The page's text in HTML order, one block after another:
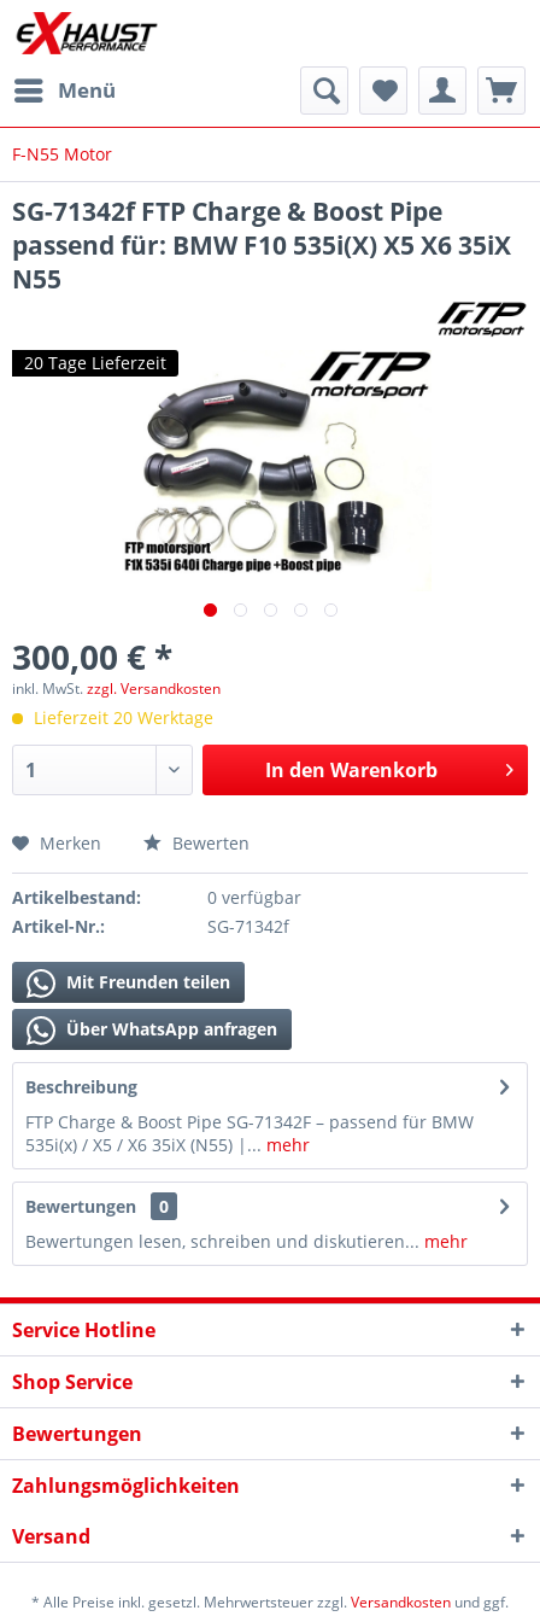
Menü
F-N55 Motor
SG-71342f FTP Charge & Boost Pipe
passend für: BMW F10 535i(X) X5 X6 35iX
N55
20 Tage Lieferzeit
300,00 € *
inkl. MwSt.zzgl. Versandkosten
Lieferzeit 20 Werktage
In den Warenkorb
Merken Bewerten
Artikelbestand:
0 verfügbar
Artikel-Nr.:
SG-71342f
Mit Freunden teilen
Über WhatsApp anfragen
Beschreibung
FTP Charge & Boost Pipe SG-71342F – passend für BMW
535i(x) / X5 / X6 35iX (N55) |... mehr
Bewertungen
0
Bewertungen lesen, schreiben und diskutieren... mehr
Service Hotline
Shop Service
Bewertungen
Zahlungsmöglichkeiten
Versand
* Alle Preise inkl. gesetzl. Mehrwertsteuer zzgl.Versandkosten und ggf.